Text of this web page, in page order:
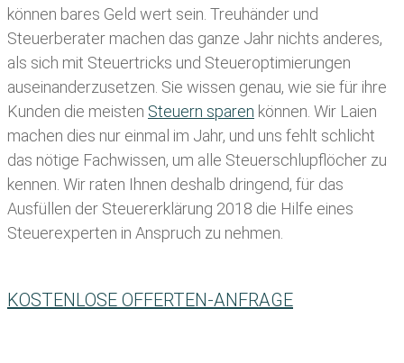
können bares Geld wert sein. Treuhänder und
Steuerberater machen das ganze Jahr nichts anderes,
als sich mit Steuertricks und Steueroptimierungen
auseinanderzusetzen. Sie wissen genau, wie sie für ihre
Kunden die meisten Steuern sparen können. Wir Laien
machen dies nur einmal im Jahr, und uns fehlt schlicht
das nötige Fachwissen, um alle Steuerschlupflöcher zu
kennen. Wir raten Ihnen deshalb dringend, für das
Ausfüllen der Steuererklärung 2018 die Hilfe eines
Steuerexperten in Anspruch zu nehmen.
KOSTENLOSE OFFERTEN-ANFRAGE